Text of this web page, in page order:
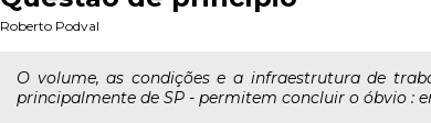
Roberto Podval
O volume, as condições e a infraestrutura de
principalmente de SP - permitem concluir o óbvio :